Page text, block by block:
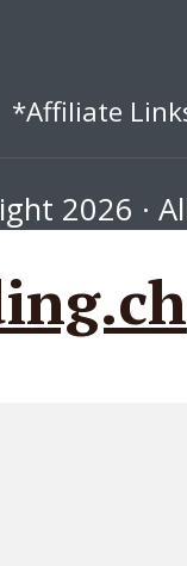
*Affiliate
2026 ·